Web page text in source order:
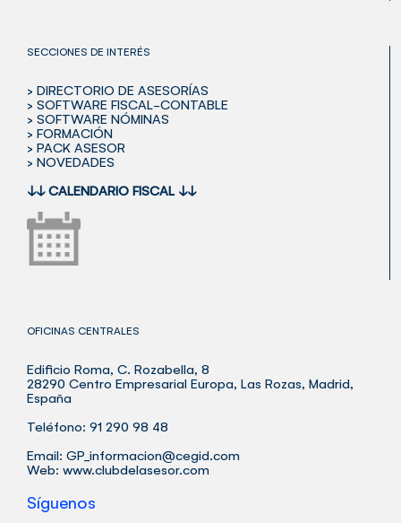
SECCIONES DE INTERÉS
> DIRECTORIO DE ASESORÍAS
> SOFTWARE FISCAL-CONTABLE
> SOFTWARE NÓMINAS
> FORMACIÓN
> PACK ASESOR
> NOVEDADES
↓↓ CALENDARIO FISCAL ↓↓
OFICINAS CENTRALES
Edificio Roma, C. Rozabella, 8
28290 Centro Empresarial Europa, Las Rozas, Madrid,
España
Teléfono: 91 290 98 48
Email: GP_informacion@cegid.com
Web: www.clubdelasesor.com
Síguenos